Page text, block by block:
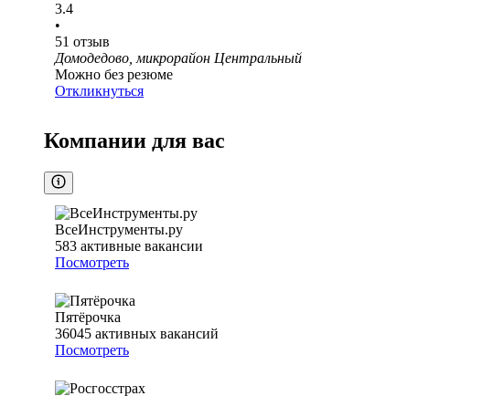
3.4
•
51 отзыв
Домодедово, микрорайон Центральный
Можно без резюме
Откликнуться
Компании для вас
ВсеИнструменты.ру
583 активные вакансии
Посмотреть
Пятёрочка
36045 активных вакансий
Посмотреть